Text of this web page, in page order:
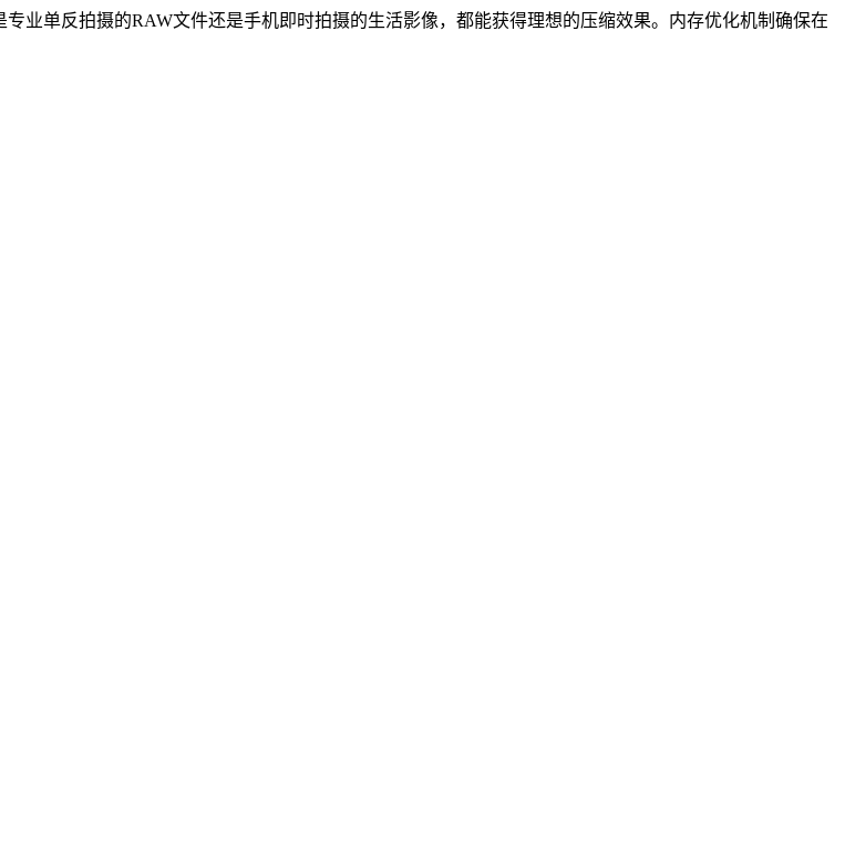
业单反拍摄的RAW文件还是手机即时拍摄的生活影像，都能获得理想的压缩效果。内存优化机制确保在